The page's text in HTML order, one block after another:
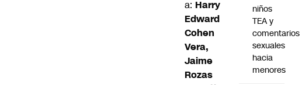
a: Harry
Edward
Cohen
Vera,
Jaime
Rozas
niños
TEA y
comentarios
sexuales
hacia
menores